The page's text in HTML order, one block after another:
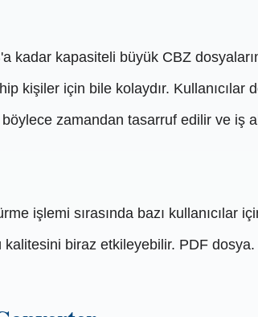
kadar kapasiteli büyük CBZ
kişiler için bile kolaydır.
zamandan tasarruf edilir ve iş
işlemi sırasında bazı kullanıcılar
biraz etkileyebilir. PDF